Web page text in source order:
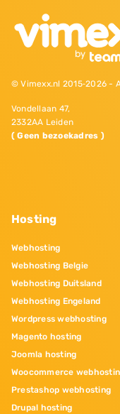
© Vimexx.nl 2015‐2026 -
Vondellaan 47,
2332AA Leiden
( Geen bezoekadres )
Hosting
Webhosting
Webhosting Belgie
Webhosting Duitsland
Webhosting Engeland
Wordpress webhosting
Magento hosting
Joomla hosting
Woocommerce
Prestashop webhosting
Drupal hosting